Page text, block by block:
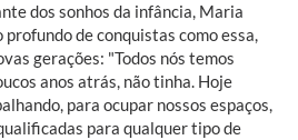
dos sonhos da infância, Maria
de conquistas como essa,
gerações: "Todos nós temos
anos atrás, não tinha. Hoje
para ocupar nossos espaços,
para qualquer tipo de